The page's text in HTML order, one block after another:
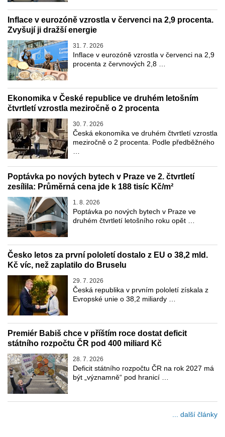
Inflace v eurozóně vzrostla v červenci na 2,9 procenta.
Zvyšují ji dražší energie
31. 7. 2026
Inflace v eurozóně vzrostla v červenci na 2,9
procenta z červnových 2,8 …
Ekonomika v České republice ve druhém letošním
čtvrtletí vzrostla meziročně o 2 procenta
30. 7. 2026
Česká ekonomika ve druhém čtvrtletí vzrostla
meziročně o 2 procenta. Podle předběžného
…
Poptávka po nových bytech v Praze ve 2. čtvrtletí
zesílila: Průměrná cena jde k 188 tisíc Kč/m²
1. 8. 2026
Poptávka po nových bytech v Praze ve
druhém čtvrtletí letošního roku opět …
Česko letos za první pololetí dostalo z EU o 38,2 mld.
Kč víc, než zaplatilo do Bruselu
29. 7. 2026
Česká republika v prvním pololetí získala z
Evropské unie o 38,2 miliardy …
Premiér Babiš chce v příštím roce dostat deficit
státního rozpočtu ČR pod 400 miliard Kč
28. 7. 2026
Deficit státního rozpočtu ČR na rok 2027 má
být „významně“ pod hranicí …
... další články